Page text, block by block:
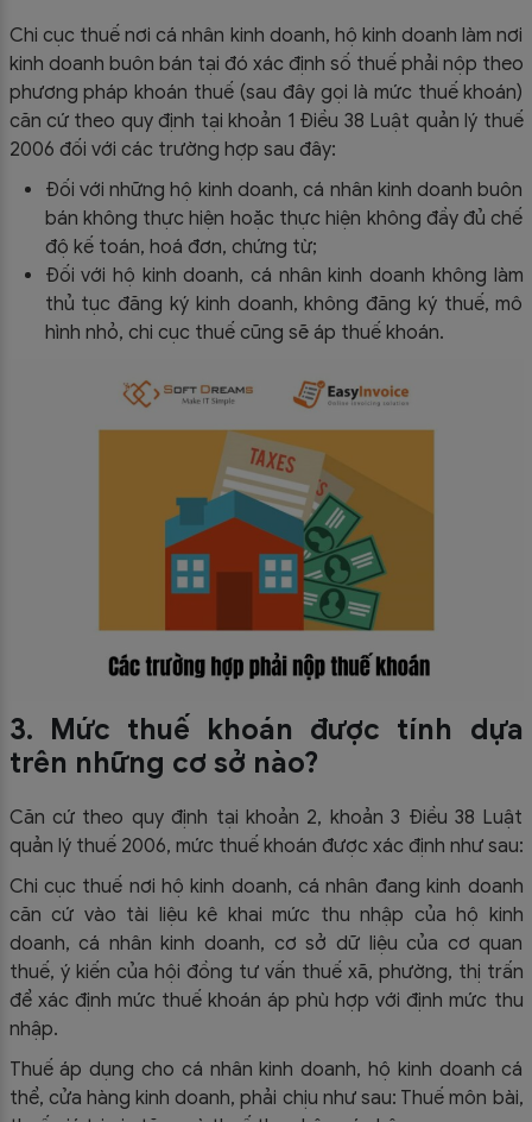
Chi cục thuế nơi cá nhân kinh doanh, hộ kinh doanh làm nơi
kinh doanh buôn bán tại đó xác định số thuế phải nộp theo
phương pháp khoán thuế (sau đây gọi là mức thuế khoán)
căn cứ theo quy định tại khoản 1 Điều 38 Luật quản lý thuế
2006 đối với các trường hợp sau đây:
Đối với những hộ kinh doanh, cá nhân kinh doanh buôn
bán không thực hiện hoặc thực hiện không đầy đủ chế
độ kế toán, hoá đơn, chứng từ;
Đối với hộ kinh doanh, cá nhân kinh doanh không làm
thủ tục đăng ký kinh doanh, không đăng ký thuế, mô
hình nhỏ, chi cục thuế cũng sẽ áp thuế khoán.
3. Mức thuế khoán được tính dựa
trên những cơ sở nào?
Căn cứ theo quy định tại khoản 2, khoản 3 Điều 38 Luật
quản lý thuế 2006, mức thuế khoán được xác định như sau:
Chi cục thuế nơi hộ kinh doanh, cá nhân đang kinh doanh
căn cứ vào tài liệu kê khai mức thu nhập của hộ kinh
doanh, cá nhân kinh doanh, cơ sở dữ liệu của cơ quan
thuế, ý kiến của hội đồng tư vấn thuế xã, phường, thị trấn
để xác định mức thuế khoán áp phù hợp với định mức thu
nhập.
Thuế áp dụng cho cá nhân kinh doanh, hộ kinh doanh cá
thể, cửa hàng kinh doanh, phải chịu như sau: Thuế môn bài,